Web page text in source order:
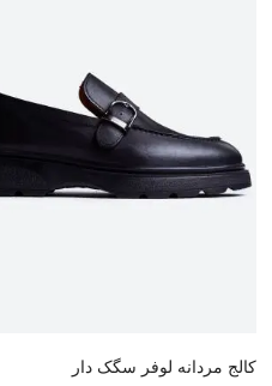
کالج مردانه لوفر سگک دار